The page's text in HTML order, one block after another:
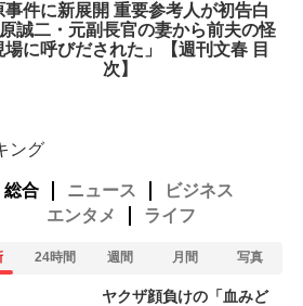
事件に新展開 重要参考人が初告白
原誠二・元副長官の妻から前夫の怪
場に呼びだされた」【週刊文春 目
次】
ング
総合 ニュース
ビジネス
エンタメ
ライフ
24時間 週間 月間 写真
ヤクザ顔負けの「血みど